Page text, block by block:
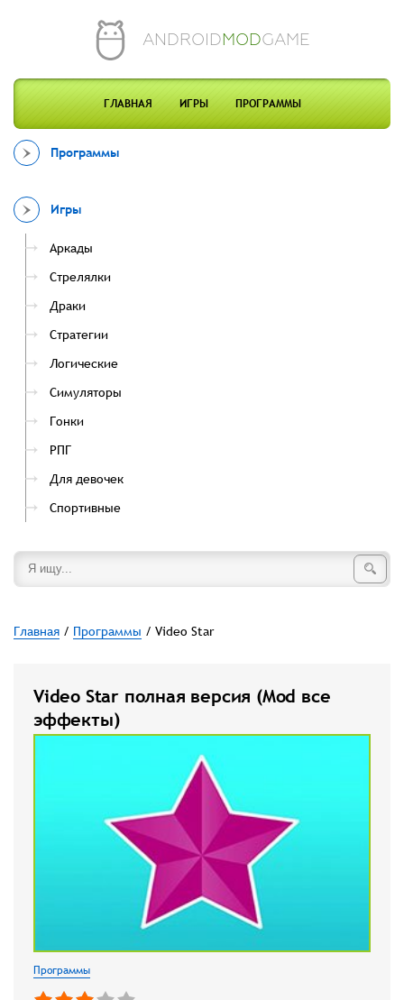
ANDROIDMODGAME
ГЛАВНАЯ ИГРЫ ПРОГРАММЫ
Программы
Игры
Аркады
Стрелялки
Драки
Стратегии
Логические
Симуляторы
Гонки
РПГ
Для девочек
Спортивные
Главная / Программы / Video Star
Video Star полная версия (Mod все
эффекты)
Программы